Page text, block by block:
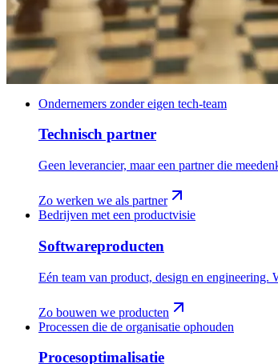
Ondernemers zonder eigen tech-team
Technisch partner
Geen leverancier, maar een partner die
Zo werken we als partner
Bedrijven met een productvisie
Softwareproducten
Eén team van product, design en engineering.
Zo bouwen we producten
Processen die de organisatie ophouden
Procesoptimalisatie